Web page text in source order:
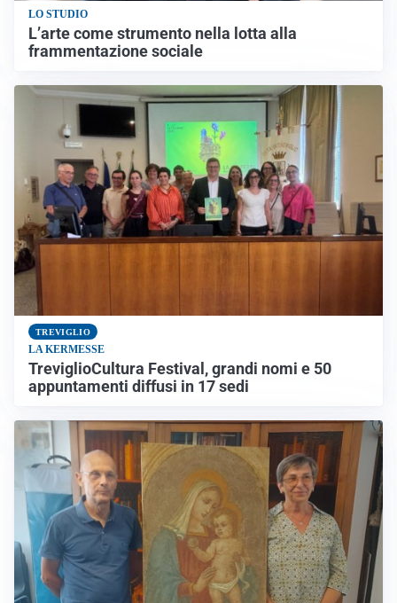
LO STUDIO
L’arte come strumento nella lotta alla
frammentazione sociale
TREVIGLIO
LA KERMESSE
TreviglioCultura Festival, grandi nomi e 50
appuntamenti diffusi in 17 sedi